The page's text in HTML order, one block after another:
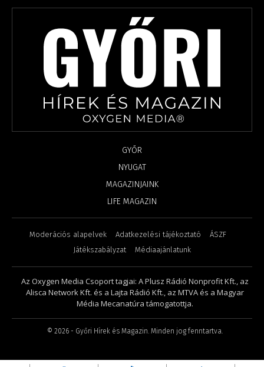
GYŐR
NYUGAT
MAGAZINJAINK
LIFE MAGAZIN
Moderációs alapelvek Adatkezelési tájékoztató
ÁSZF
Játékszabályzat
Médiaajánlatunk
Az Oxygen Media Csoport tagjai: A Plusz Rádió Nonprofit Kft., az
Alisca Network Kft. és a Lajta Rádió Kft., az MTVA és a Magyar
Média Mecanatúra támogatottja.
© 2026 - Győri Hírek és Magazin. Minden jog fenntartva.